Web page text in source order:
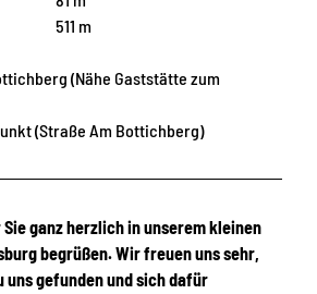
511 m
(Nähe Gaststätte zum
(Straße Am Bottichberg)
ganz herzlich in unserem kleinen
begrüßen. Wir freuen uns sehr,
uns gefunden und sich dafür